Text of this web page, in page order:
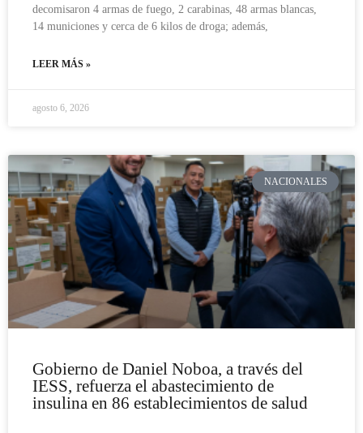
decomisaron 4 armas de fuego, 2 carabinas, 48 armas blancas,
14 municiones y cerca de 6 kilos de droga; además,
LEER MÁS »
agosto 6, 2026
NACIONALES
Gobierno de Daniel Noboa, a través del
IESS, refuerza el abastecimiento de
insulina en 86 establecimientos de salud